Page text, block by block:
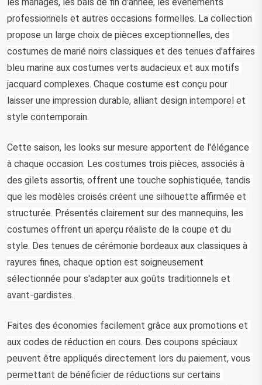
professionnels et autres occasions formelles. La collection
propose un large choix de pièces exceptionnelles, des
costumes de marié noirs classiques et des tenues d'affaires
bleu marine aux costumes verts audacieux et aux motifs
jacquard complexes. Chaque costume est conçu pour
laisser une impression durable, alliant design intemporel et
style contemporain.
Cette saison, les looks sur mesure apportent de l'élégance
à chaque occasion. Les costumes trois pièces, associés à
des gilets assortis, offrent une touche sophistiquée, tandis
que les modèles croisés créent une silhouette affirmée et
structurée. Présentés clairement sur des mannequins, les
costumes offrent un aperçu réaliste de la coupe et du
style. Des tenues de cérémonie bordeaux aux classiques à
rayures fines, chaque option est soigneusement
sélectionnée pour s'adapter aux goûts traditionnels et
avant-gardistes.
Faites des économies facilement grâce aux promotions et
aux codes de réduction en cours. Des coupons spéciaux
peuvent être appliqués directement lors du paiement, vous
permettant de bénéficier de réductions sur certains